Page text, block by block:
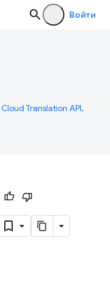
Войти
Cloud Translation API.